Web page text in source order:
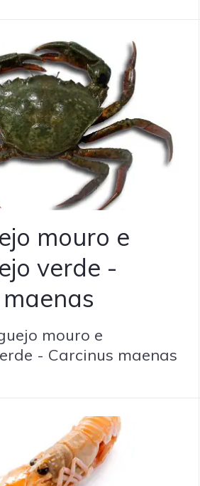
mouro e
verde -
mouro e
- Carcinus maenas